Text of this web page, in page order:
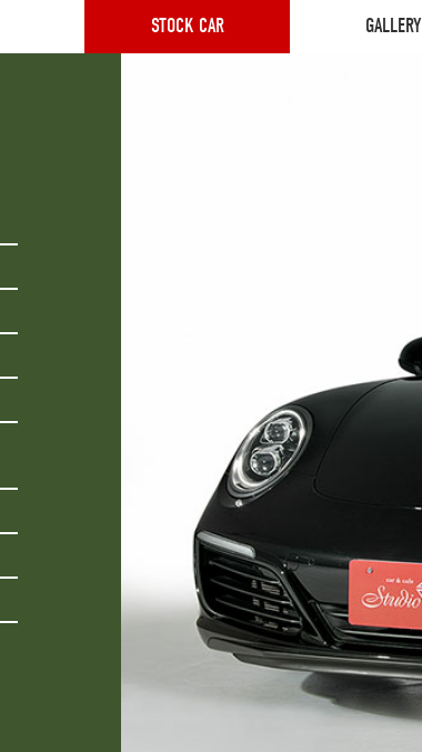
STOCK CAR GALLERY